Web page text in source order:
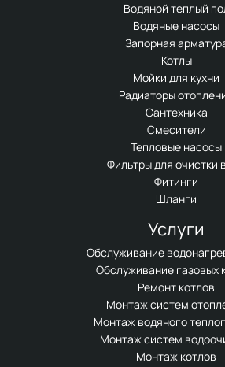
Водяной теплый
Водяные насосы
Запорная
Котлы
Мойки для кухни
Радиаторы
Сантехника
Смесители
Тепловые насосы
Фильтры для очистки
Фитинги
Шланги
Услуги
Обслуживание
Обслуживание газовых
Ремонт котлов
Монтаж систем
Монтаж водяного
Монтаж систем
Монтаж котлов